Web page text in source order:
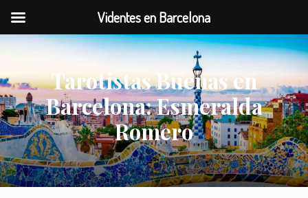
Menu
Saltar
contenido
principal
Saltar
la
barra
lateral
principal
Tarotistas Buenas en
Barcelona: Esmeralda
Romero
Videntes en Barcelona